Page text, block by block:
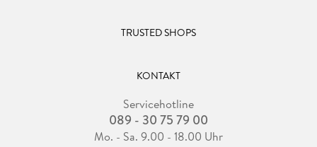
TRUSTED SHOPS
KONTAKT
Servicehotline
089 - 30 75 79 00
Mo. - Sa. 9.00 - 18.00 Uhr